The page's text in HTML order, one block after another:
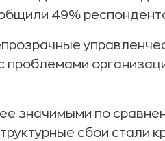
49%
проблемами
значимыми по
сбои стали